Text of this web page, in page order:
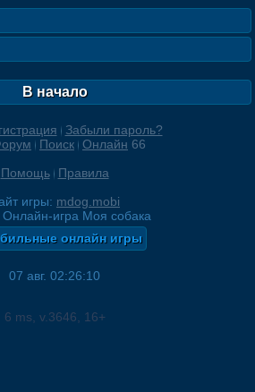
В начало
Забыли пароль?
Поиск Онлайн 66
Помощь
Правила
игры: mdog.mobi
Онлайн-игра Моя собака
онлайн игры
07 авг. 02:26:10
6 ms, v.3646, 16+